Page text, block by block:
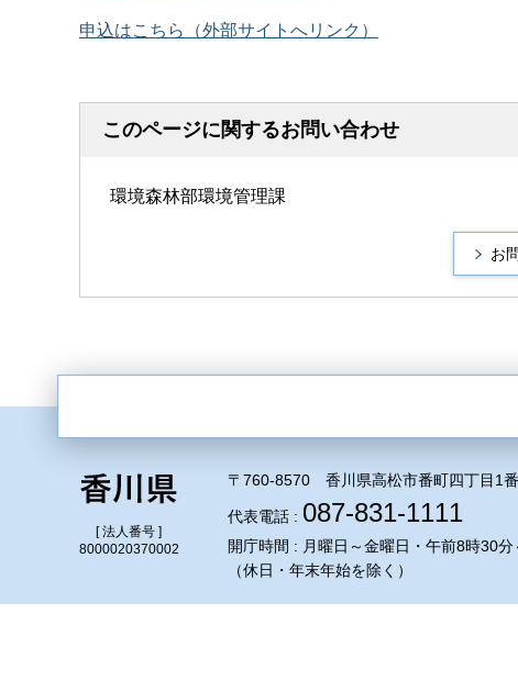
申込はこちら（外部サイトへリンク）
このページに関するお問い合わせ
環境森林部環境管理課
[ 法人番号 ]
8000020370002
〒760-8570 香川県高松市番町四丁目1
代表電話 : 087-831-1111
開庁時間 : 月曜日～金曜日・午前8時30
（休日・年末年始を除く）